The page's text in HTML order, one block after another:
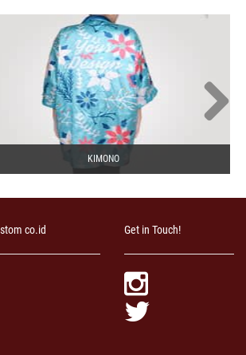
KIMONO
co.id Get in Touch!